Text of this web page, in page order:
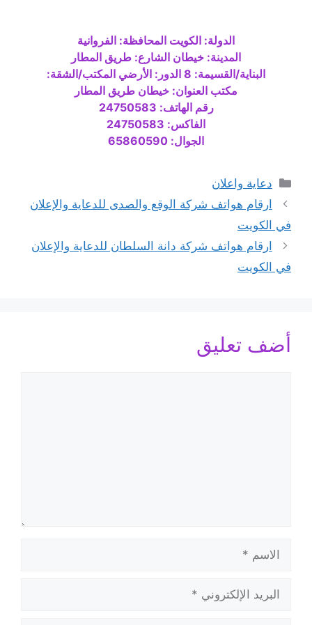
الدولة: الكويت المحافظة: الفروانية
المدينة: خيطان الشارع: طريق المطار
البناية/القسيمة: 8 الدور: الأرضي المكتب/الشقة:
مكتب العنوان: خيطان طريق المطار
رقم الهاتف: 24750583
الفاكس: 24750583
الجوال: 65860590
التصنيفات
دعاية واعلان
ارقام هواتف شركة الوقع والصدى للدعاية والإعلان
في الكويت
ارقام هواتف شركة دانة السلطان للدعاية والإعلان
في الكويت
أضف تعليق
الإلكتروني